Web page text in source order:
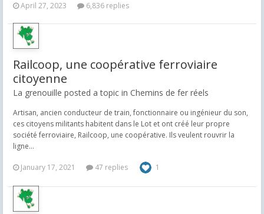
April 27, 2023
6,836 replies
Railcoop, une coopérative ferroviaire
citoyenne
La grenouille posted a topic in Chemins de fer réels
Artisan, ancien conducteur de train, fonctionnaire ou ingénieur du son,
ces citoyens militants habitent dans le Lot et ont créé leur propre
société ferroviaire, Railcoop, une coopérative. Ils veulent rouvrir la
ligne...
January 17, 2021 47 replies 1